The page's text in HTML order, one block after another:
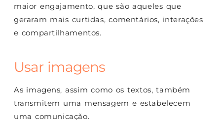
maior engajamento, que são aqueles que
geraram mais curtidas, comentários, interações
e compartilhamentos.
Usar imagens
As imagens, assim como os textos, também
transmitem uma mensagem e estabelecem
uma comunicação.